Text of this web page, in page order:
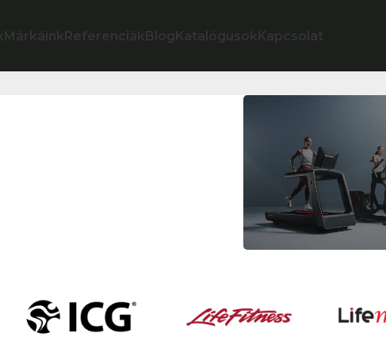
Márkáink Referenciák Blog Katalógusok Kapcsolat
Fitness és